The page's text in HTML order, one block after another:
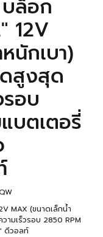
บล็อก
12V
นักเบา)
สูงสุด
อบ
บตเตอรี่
MAX (ขนาดเล็กน้ำ
ามเร็วรอบ 2850 RPM
ดีวอลท์